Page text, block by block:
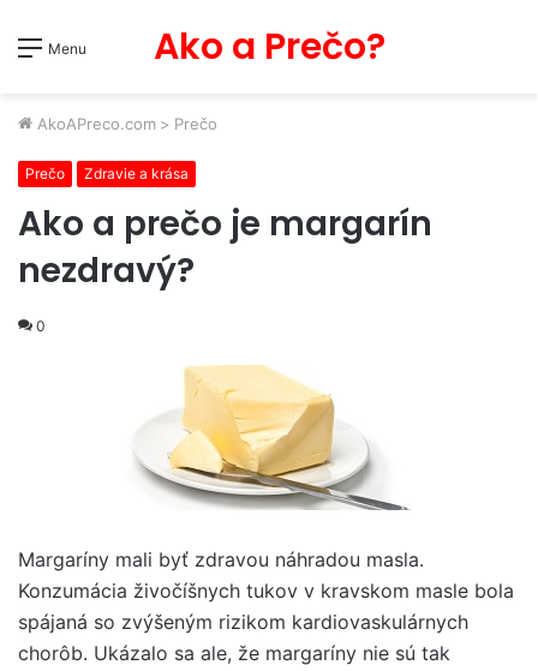
Menu Ako a Prečo?
AkoAPreco.com > Prečo
Prečo Zdravie a krása
Ako a prečo je margarín
nezdravý?
0
Margaríny mali byť zdravou náhradou masla.
Konzumácia živočíšnych tukov v kravskom masle bola
spájaná so zvýšeným rizikom kardiovaskulárnych
chorôb. Ukázalo sa ale, že margaríny nie sú tak